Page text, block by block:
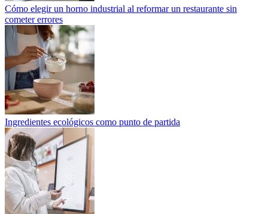
Cómo elegir un horno industrial al reformar un restaurante sin
cometer errores
Ingredientes ecológicos como punto de partida